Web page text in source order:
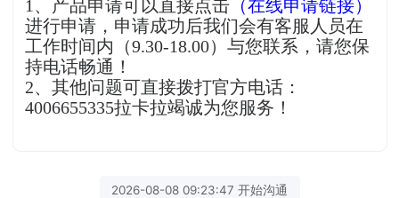
1、产品申请可以直接点击 （在线申请链接）
进行申请，申请成功后我们会有客服人员在
工作时间内（9.30-18.00）与您联系，请您保
持电话畅通！
2、其他问题可直接拨打官方电话：
4006655335拉卡拉竭诚为您服务！
2026-08-08 09:23:47 开始沟通